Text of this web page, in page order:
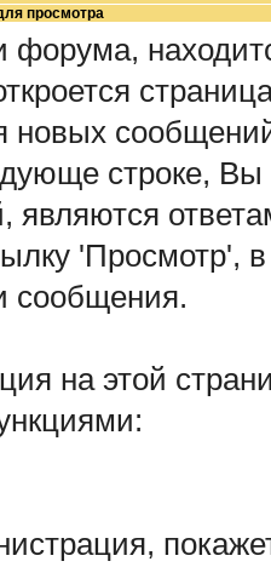
просмотра
форума,
новых
строке, Вы
являются
'Просмотр',
сообщения.
на этой